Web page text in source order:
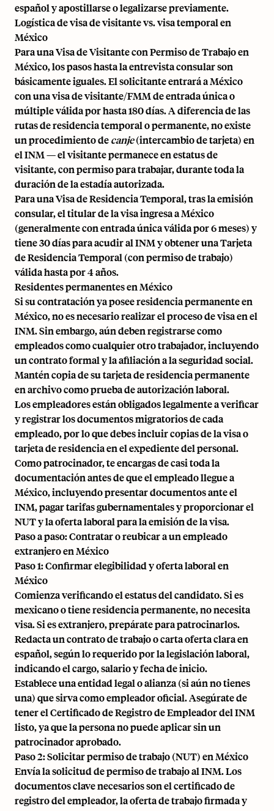
español y apostillarse o legalizarse previamente.
Logística de visa de visitante vs. visa temporal en
México
Para una Visa de Visitante con Permiso de Trabajo en
México, los pasos hasta la entrevista consular son
básicamente iguales. El solicitante entrará a México
con una visa de visitante/FMM de entrada única o
múltiple válida por hasta 180 días. A diferencia de las
rutas de residencia temporal o permanente, no existe
un procedimiento decanje(intercambio de tarjeta) en
el INM — el visitante permanece en estatus de
visitante, con permiso para trabajar, durante toda la
duración de la estadía autorizada.
Para una Visa de Residencia Temporal, tras la emisión
consular, el titular de la visa ingresa a México
(generalmente con entrada única válida por 6 meses) y
tiene 30 días para acudir al INM y obtener una Tarjeta
de Residencia Temporal (con permiso de trabajo)
válida hasta por 4 años.
Residentes permanentes en México
Si su contratación ya posee residencia permanente en
México, no es necesario realizar el proceso de visa en el
INM. Sin embargo, aún deben registrarse como
empleados como cualquier otro trabajador, incluyendo
un contrato formal y la afiliación a la seguridad social.
Mantén copia de su tarjeta de residencia permanente
en archivo como prueba de autorización laboral.
Los empleadores están obligados legalmente a verificar
y registrar los documentos migratorios de cada
empleado, por lo que debes incluir copias de la visa o
tarjeta de residencia en el expediente del personal.
Como patrocinador, te encargas de casi toda la
documentación antes de que el empleado llegue a
México, incluyendo presentar documentos ante el
INM, pagar tarifas gubernamentales y proporcionar el
NUT y la oferta laboral para la emisión de la visa.
Paso a paso: Contratar o reubicar a un empleado
extranjero en México
Paso 1: Confirmar elegibilidad y oferta laboral en
México
Comienza verificando el estatus del candidato. Si es
mexicano o tiene residencia permanente, no necesita
visa. Si es extranjero, prepárate para patrocinarlos.
Redacta un contrato de trabajo o carta oferta clara en
español, según lo requerido por la legislación laboral,
indicando el cargo, salario y fecha de inicio.
Establece una entidad legal o alianza (si aún no tienes
una) que sirva como empleador oficial. Asegúrate de
tener el Certificado de Registro de Empleador del INM
listo, ya que la persona no puede aplicar sin un
patrocinador aprobado.
Paso 2: Solicitar permiso de trabajo (NUT) en México
Envía la solicitud de permiso de trabajo al INM. Los
documentos clave necesarios son el certificado de
registro del empleador, la oferta de trabajo firmada y